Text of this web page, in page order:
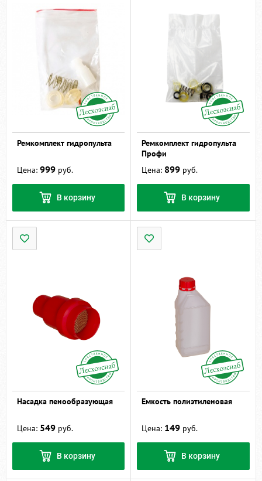
Ремкомплект гидропульта
Цена: 999 руб.
В корзину
Ремкомплект гидропульта
Профи
Цена: 899 руб.
В корзину
Насадка пенообразующая
Цена: 549 руб.
В корзину
Емкость полиэтиленовая
Цена: 149 руб.
В корзину